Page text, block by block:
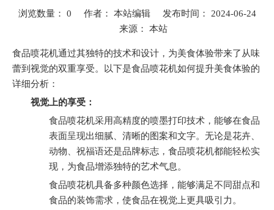
浏览数量： 0 作者： 本站编辑 发布时间： 2024-06-24
来源： 本站
食品喷花机通过其独特的技术和设计，为美食体验带来了从味
蕾到视觉的双重享受。以下是食品喷花机如何提升美食体验的
详细分析：
视觉上的享受：
食品喷花机采用高精度的喷墨打印技术，能够在食品
表面呈现出细腻、清晰的图案和文字。无论是花卉、
动物、祝福语还是品牌标志，食品喷花机都能轻松实
现，为食品增添独特的艺术气息。
食品喷花机具备多种颜色选择，能够满足不同甜点和
食品的装饰需求，使食品在视觉上更具吸引力。